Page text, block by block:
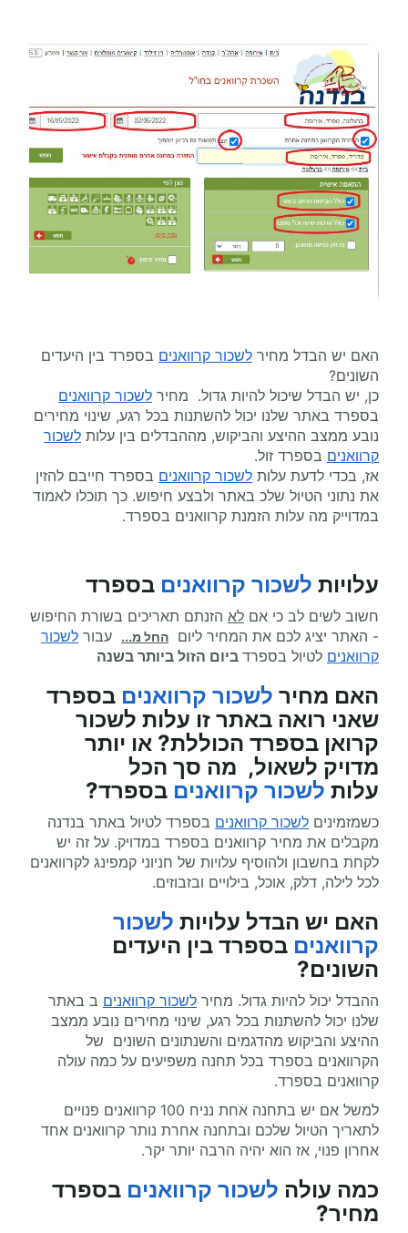
האם יש הבדל מחיר לשכור קרוואנים בספרד בין היעדים
השונים?
כן, יש הבדל שיכול להיות גדול. מחיר לשכור קרוואנים
בספרד באתר שלנו יכול להשתנות בכל רגע, שינוי מחירים
נובע ממצב ההיצע והביקוש, מההבדלים בין עלות לשכור
קרוואנים בספרד זול.
אז, בכדי לדעת עלות לשכור קרוואנים בספרד חייבם להזין
את נתוני הטיול שלכ באתר ולבצע חיפוש. כך תוכלו לאמוד
במדוייק מה עלות הזמנת קרוואנים בספרד.
עלויות לשכור קרוואנים בספרד
חשוב לשים לב כי אם לא הזנתם תאריכים בשורת החיפוש
- האתר יציג לכם את המחיר ליום החל מ... עבור לשכור
קרוואנים לטיול בספרד ביום הזול ביותר בשנה
האם מחיר לשכור קרוואנים בספרד
שאני רואה באתר זו עלות לשכור
קרואן בספרד הכוללת? או יותר
מדויק לשאול, מה סך הכל
עלות לשכור קרוואנים בספרד?
כשמזמינים לשכור קרוואנים בספרד לטיול באתר בנדנה
מקבלים את מחיר קרוואנים בספרד במדויק. על זה יש
לקחת בחשבון ולהוסיף עלויות של חניוני קמפינג לקרוואנים
לכל לילה, דלק, אוכל, בילויים ובזבוזים.
האם יש הבדל עלויות לשכור
קרוואנים בספרד בין היעדים
השונים?
ההבדל יכול להיות גדול. מחיר לשכור קרוואנים ב באתר
שלנו יכול להשתנות בכל רגע, שינוי מחירים נובע ממצב
ההיצע והביקוש מהדגמים והשנתונים השונים של
הקרוואנים בספרד בכל תחנה משפיעים על כמה עולה
קרוואנים בספרד.
למשל אם יש בתחנה אחת נניח 100 קרוואנים פנויים
לתאריך הטיול שלכם ובתחנה אחרת נותר קרוואנים אחד
אחרון פנוי, אז הוא יהיה הרבה יותר יקר.
כמה עולה לשכור קרוואנים בספרד
מחיר?